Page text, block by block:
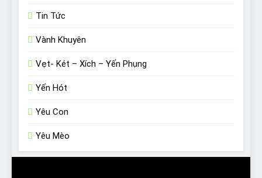
Tin Tức
Vành Khuyên
Vẹt- Két – Xích – Yến Phụng
Yến Hót
Yêu Con
Yêu Mèo